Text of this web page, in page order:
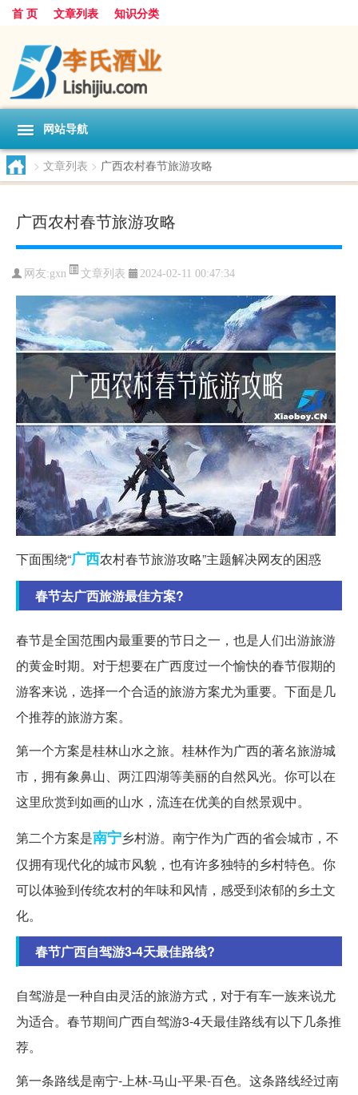
首 页 文章列表 知识分类
网站导航
> 文章列表 > 广西农村春节旅游攻略
广西农村春节旅游攻略
网友:gxn 文章列表 2024-02-11 00:47:34
下面围绕“广西农村春节旅游攻略”主题解决网友的困惑
春节去广西旅游最佳方案?
春节是全国范围内最重要的节日之一，也是人们出游旅游
的黄金时期。对于想要在广西度过一个愉快的春节假期的
游客来说，选择一个合适的旅游方案尤为重要。下面是几
个推荐的旅游方案。
第一个方案是桂林山水之旅。桂林作为广西的著名旅游城
市，拥有象鼻山、两江四湖等美丽的自然风光。你可以在
这里欣赏到如画的山水，流连在优美的自然景观中。
第二个方案是南宁乡村游。南宁作为广西的省会城市，不
仅拥有现代化的城市风貌，也有许多独特的乡村特色。你
可以体验到传统农村的年味和风情，感受到浓郁的乡土文
化。
春节广西自驾游3-4天最佳路线?
自驾游是一种自由灵活的旅游方式，对于有车一族来说尤
为适合。春节期间广西自驾游3-4天最佳路线有以下几条推
荐。
第一条路线是南宁-上林-马山-平果-百色。这条路线经过南